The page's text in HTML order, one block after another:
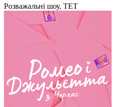
Розважальні шоу, ТЕТ